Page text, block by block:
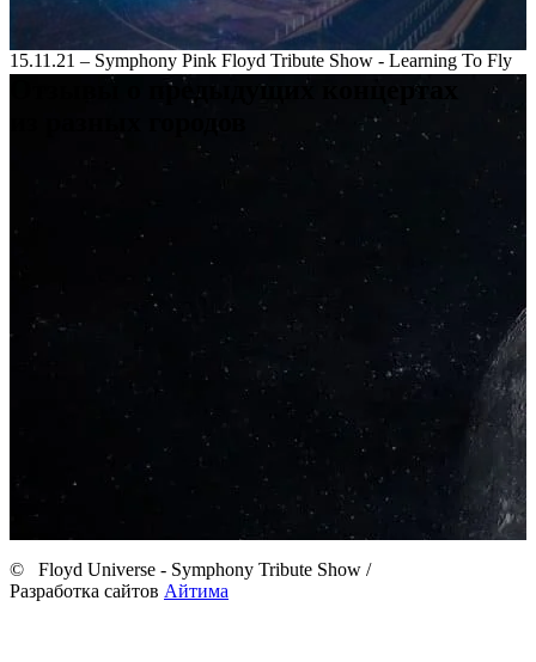
15.11.21 – Symphony Pink Floyd Tribute Show - Learning To Fly
Отзывы
о предыдущих концертах
© Floyd Universe - Symphony Tribute Show /
Разработка сайтов Айтима